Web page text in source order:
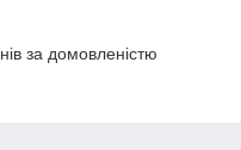
за домовленістю